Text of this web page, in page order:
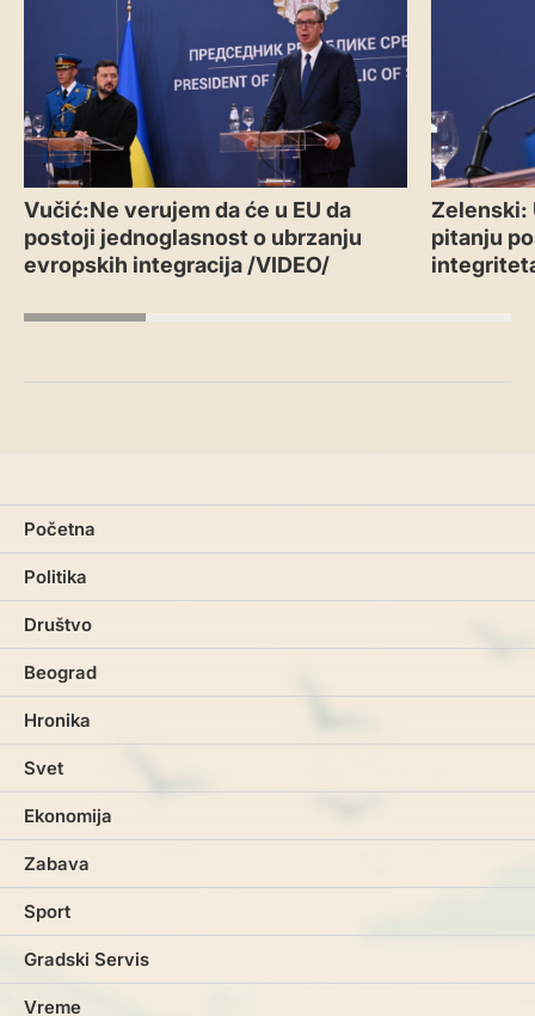
Vučić:Ne verujem da će u EU da
postoji jednoglasnost o ubrzanju
evropskih integracija /VIDEO/
Zelenski:
pitanju
Početna
Politika
Društvo
Beograd
Hronika
Svet
Ekonomija
Zabava
Sport
Gradski Servis
Vreme